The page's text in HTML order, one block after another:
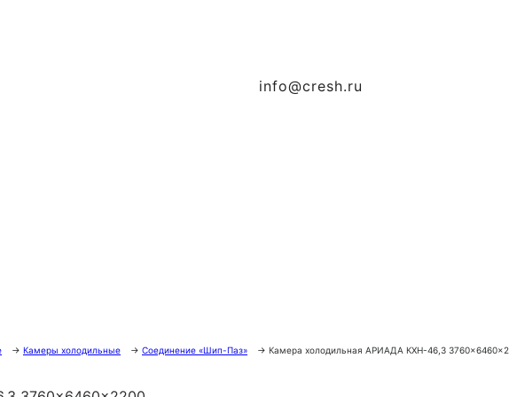
info@cresh.ru
→ Камеры холодильные → Соединение «Шип-Паз» → Камера холодильная АРИАДА КХН-46,3